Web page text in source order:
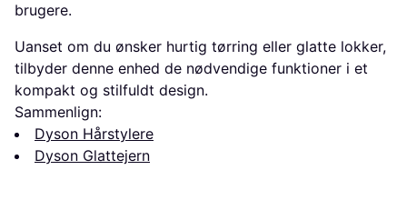
brugere.
Uanset om du ønsker hurtig tørring eller glatte lokker,
tilbyder denne enhed de nødvendige funktioner i et
kompakt og stilfuldt design.
Sammenlign:
Dyson Hårstylere
Dyson Glattejern